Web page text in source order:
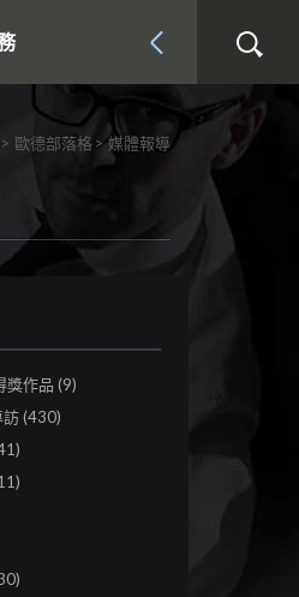
歐德部落格 媒體報導
獎作品 (9)
訪 (430)